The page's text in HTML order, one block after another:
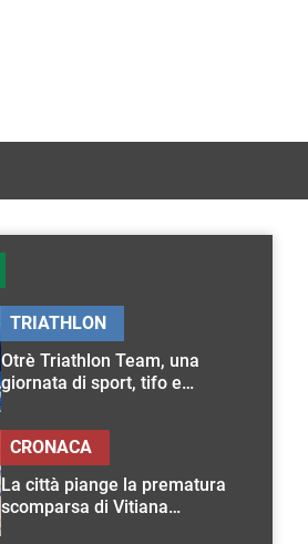
Otrè Triathlon Team, una
giornata di sport, tifo e
TRIATHLON
La città piange la prematura
scomparsa di Vitiana
CRONACA